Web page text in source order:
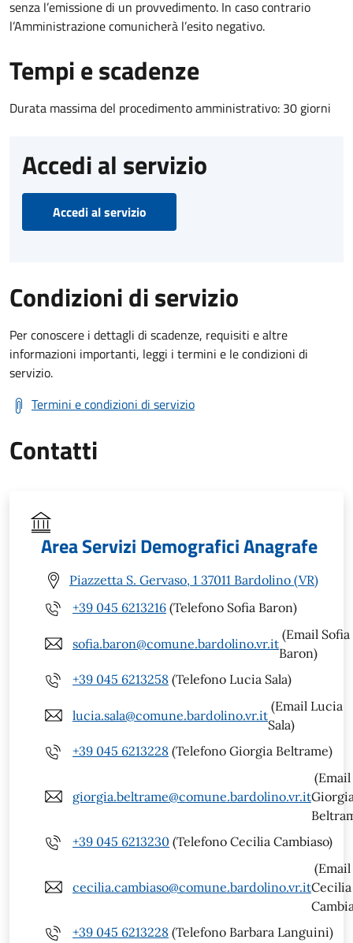
senza l’emissione di un provvedimento. In caso contrario
l’Amministrazione comunicherà l’esito negativo.
Tempi e scadenze
Durata massima del procedimento amministrativo: 30 giorni
Accedi al servizio
Accedi al servizio
Condizioni di servizio
Per conoscere i dettagli di scadenze, requisiti e altre
informazioni importanti, leggi i termini e le condizioni di
servizio.
Termini e condizioni di servizio
Contatti
Area Servizi Demografici Anagrafe
Piazzetta S. Gervaso, 1 37011 Bardolino (VR)
+39 045 6213216 (Telefono Sofia Baron)
sofia.baron@comune.bardolino.vr.it
(Email Sofia
Baron)
+39 045 6213258 (Telefono Lucia Sala)
lucia.sala@comune.bardolino.vr.it
(Email Lucia
Sala)
+39 045 6213228 (Telefono Giorgia Beltrame)
giorgia.beltrame@comune.bardolino.vr.it
(Email
+39 045 6213230 (Telefono Cecilia Cambiaso)
cecilia.cambiaso@comune.bardolino.vr.it
(Email
Cecilia
+39 045 6213228 (Telefono Barbara Languini)